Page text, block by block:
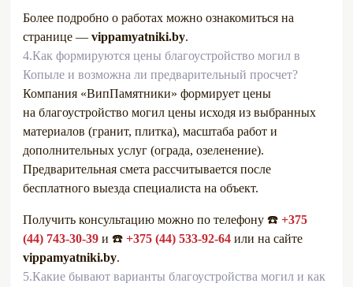
Более подробно о работах можно ознакомиться на
странице — vippamyatniki.by.
4.Как формируются цены благоустройство могил в
Копыле и возможна ли предварительный просчет?
Компания «ВипПамятники» формирует цены
на благоустройство могил цены исходя из выбранных
материалов (гранит, плитка), масштаба работ и
дополнительных услуг (ограда, озеленение).
Предварительная смета рассчитывается после
бесплатного выезда специалиста на объект.
Получить консультацию можно по телефону ☎️ +375
(44) 743-30-39 и ☎️ +375 (44) 533-92-64 или на сайте
vippamyatniki.by.
5.Какие бывают варианты благоустройства могил и как